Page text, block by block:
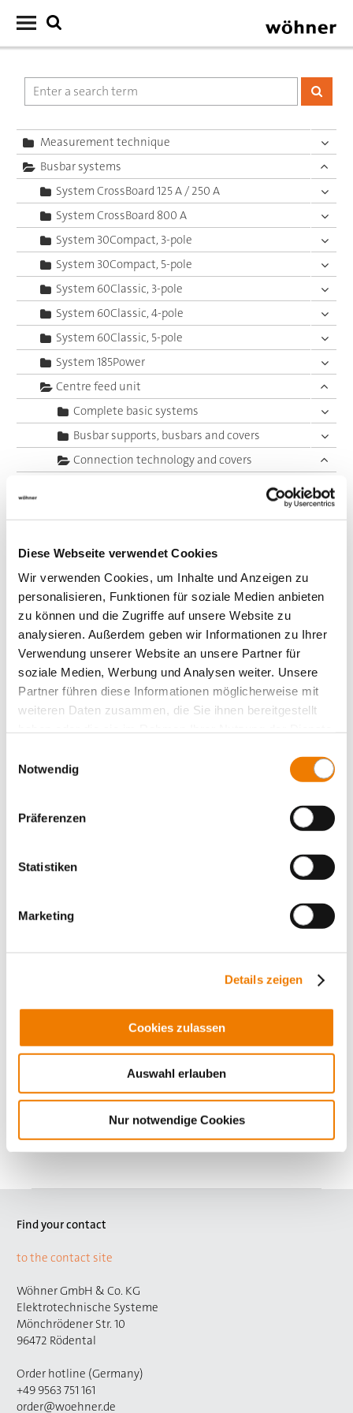
Diese Webseite verwendet Cookies
Wir verwenden Cookies, um Inhalte und Anzeigen zu
personalisieren, Funktionen für soziale Medien anbieten
zu können und die Zugriffe auf unsere Website zu
analysieren. Außerdem geben wir Informationen zu Ihrer
Verwendung unserer Website an unsere Partner für
soziale Medien, Werbung und Analysen weiter. Unsere
Partner führen diese Informationen möglicherweise mit
weiteren Daten zusammen, die Sie ihnen bereitgestellt
Notwendig
Präferenzen
Statistiken
Marketing
Details zeigen
Cookies zulassen
Auswahl erlauben
Nur notwendige Cookies
Measurement technique
Busbar systems
System CrossBoard 125 A / 250 A
System CrossBoard 800 A
System 30Compact, 3-pole
System 30Compact, 5-pole
System 60Classic, 3-pole
System 60Classic, 4-pole
System 60Classic, 5-pole
System 185Power
Centre feed unit
Complete basic systems
Busbar supports, busbars and covers
Connection technology and covers
Terminals up to 300 mm²
Stud-type terminals, clip-on
Connection bolts
Profile terminals
Laminated flexible copper busbars
Panel, fuse holders
Panel, switching devices
Accessories
universal conductor terminal
16 - 120 mm², AWG 6 - 250 MCM
for busbars: flat busbars 10 mm and section busbars
More
Find your contact
to the contact site
Wöhner GmbH & Co. KG
Elektrotechnische Systeme
Mönchrödener Str. 10
96472 Rödental
Order hotline (Germany)
+49 9563 751 161
order@woehner.de